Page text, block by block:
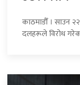
काठमाडौँ । साउन
दलहरूले विरोध